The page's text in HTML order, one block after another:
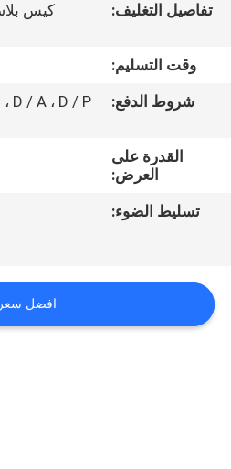
مراقبة
الجودة
اتصل
أخبار
اقتباس
تفاصيل التغليف:
وقت التسليم:
شروط الدفع:
القدرة على
العرض:
تسليط الضوء:
افضل سعر